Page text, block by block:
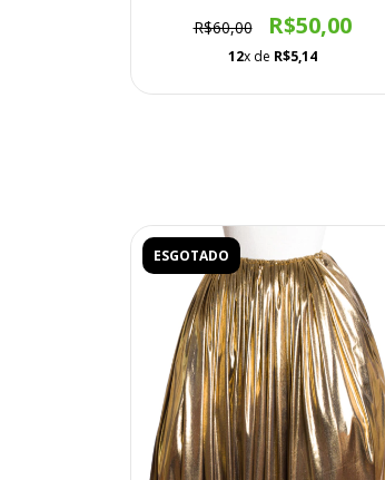
R$60,00 R$50,00
12x de R$5,14
ESGOTADO